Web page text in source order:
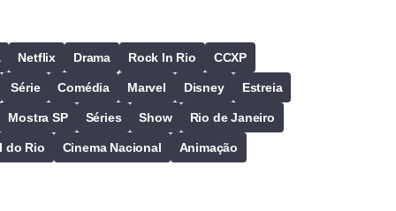
Netflix Drama Rock In Rio CCXP
Série Comédia Marvel Disney Estreia
Mostra SP Séries Show Rio de Janeiro
do Rio Cinema Nacional Animação